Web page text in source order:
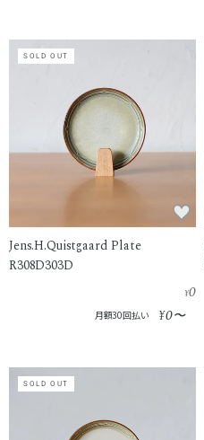
SOLD OUT
Jens.H.Quistgaard Plate
R308D303D
¥0
月額30回払い ¥0〜
SOLD OUT